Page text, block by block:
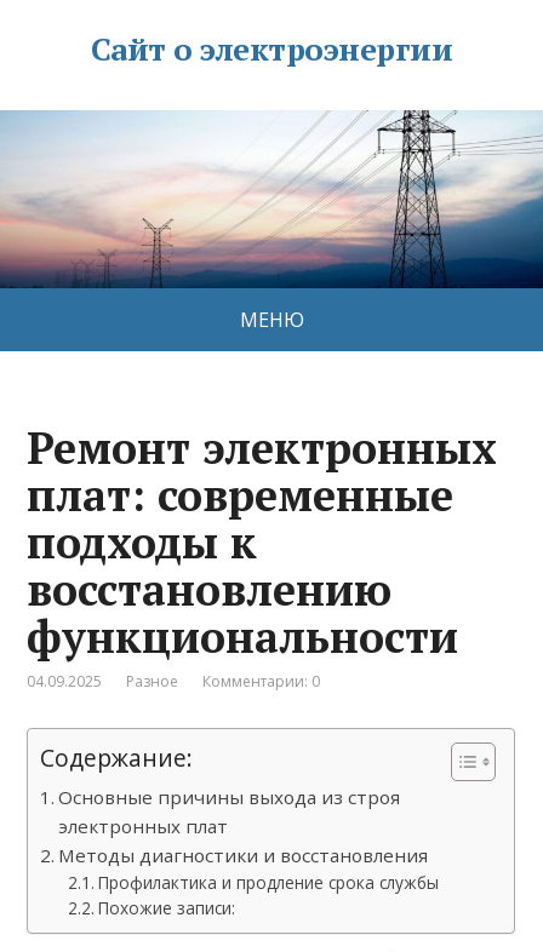
Сайт о электроэнергии
МЕНЮ
Ремонт электронных
плат: современные
подходы к
восстановлению
функциональности
04.09.2025 Разное Комментарии: 0
Содержание:
Основные причины выхода из строя
электронных плат
Методы диагностики и восстановления
Профилактика и продление срока службы
Похожие записи: